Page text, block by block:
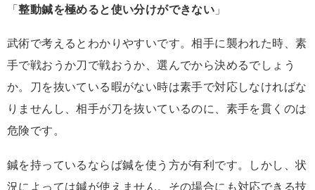
「整動鍼を極めると使い分けができない 」
武術で考えるとわかりやすいです。相手に襲われた時、素
手で戦おうか刀で戦おうか、選んでから決めるでしょう
か。刀を抜いている暇がない時は素手で対応しなければな
りませんし、相手が刀を抜いているのに、素手を貫くのは
危険です。
鍼を持っているならば鍼を使う方が有利です。しかし、状
況によっては鍼が使えません。その場合にも対応できる技